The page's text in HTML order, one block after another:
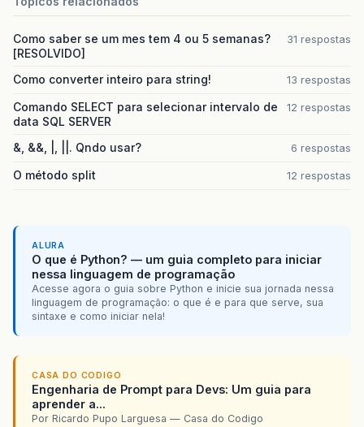
Como saber se um mes tem 4 ou 5 semanas?
[RESOLVIDO]
31 respostas
Como converter inteiro para string! 13 respostas
Comando SELECT para selecionar intervalo de
data SQL SERVER
12 respostas
&, &&, |, ||. Qndo usar? 6 respostas
O método split 12 respostas
ALURA
O que é Python? — um guia completo para iniciar
nessa linguagem de programação
Acesse agora o guia sobre Python e inicie sua jornada nessa
linguagem de programação: o que é e para que serve, sua
sintaxe e como iniciar nela!
CASA DO CODIGO
Engenharia de Prompt para Devs: Um guia para
aprender a...
Por Ricardo Pupo Larguesa — Casa do Codigo